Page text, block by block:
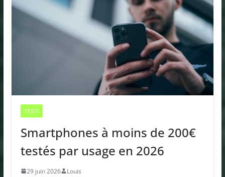
TESTS
Smartphones à moins de 200€
testés par usage en 2026
29 juin 2026 Louis